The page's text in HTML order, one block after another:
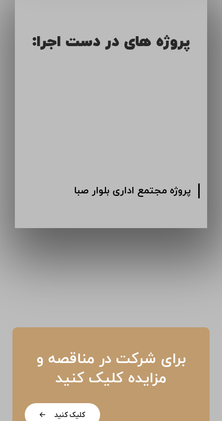
پروژه های در دست اجرا:
پروژه مجتمع اداری بلوار صبا
برای شرکت در مناقصه و
مزایده کلیک کنید
کلیک کنید